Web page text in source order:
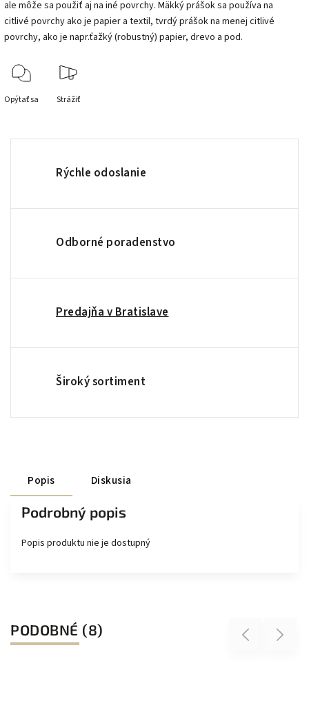
ale môže sa použiť aj na iné povrchy. Mäkký prášok sa používa na
citlivé povrchy ako je papier a textil, tvrdý prášok na menej citlivé
povrchy, ako je napr.ťažký (robustný) papier, drevo a pod.
Opýtať sa Strážiť
Rýchle odoslanie
Odborné poradenstvo
Predajňa v Bratislave
Široký sortiment
Popis Diskusia
Podrobný popis
Popis produktu nie je dostupný
PODOBNÉ (8) Previous Next